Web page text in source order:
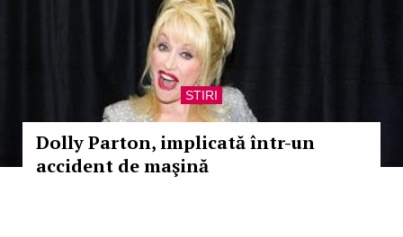
STIRI
Dolly Parton, implicată într-un
accident de maşină